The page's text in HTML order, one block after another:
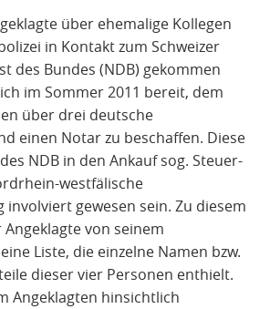
über ehemalige Kollegen
in Kontakt zum Schweizer
des Bundes (NDB) gekommen
im Sommer 2011 bereit, dem
über drei deutsche
einen Notar zu beschaffen. Diese
NDB in den Ankauf sog. Steuer-
westfälische
involviert gewesen sein. Zu diesem
von seinem
Liste, die einzelne Namen bzw.
dieser vier Personen enthielt.
Angeklagten hinsichtlich